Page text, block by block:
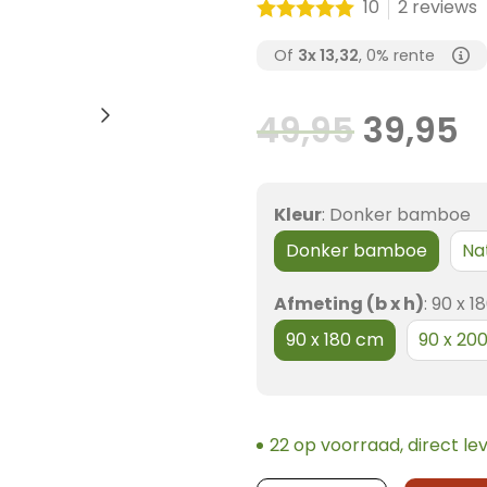
10 2 reviews
Of 3x13,32, 0% rente
49,95
prijs
was:
49,95.
39,95
is:
Kleur: Donker bamboe
Donker bamboe
Afmeting (b x h): 90 x
90 x 180 cm
90 x
22 op voorraad, direct